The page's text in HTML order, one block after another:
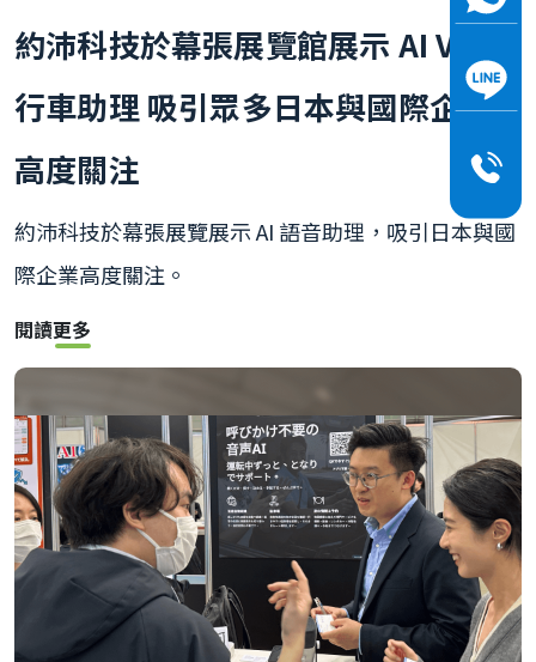
約沛科技於幕張展覽館展示 AI Voice
行車助理 吸引眾多日本與國際企業
高度關注
約沛科技於幕張展覽展示 AI 語音助理，吸引日本與國
際企業高度關注。
閱讀更多